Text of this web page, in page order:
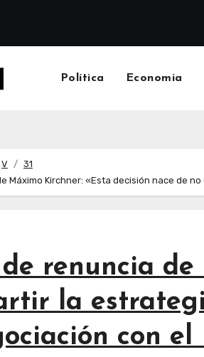
Política Economia
V
31
Máximo Kirchner: «Esta decisión nace de
renuncia de
la
con el